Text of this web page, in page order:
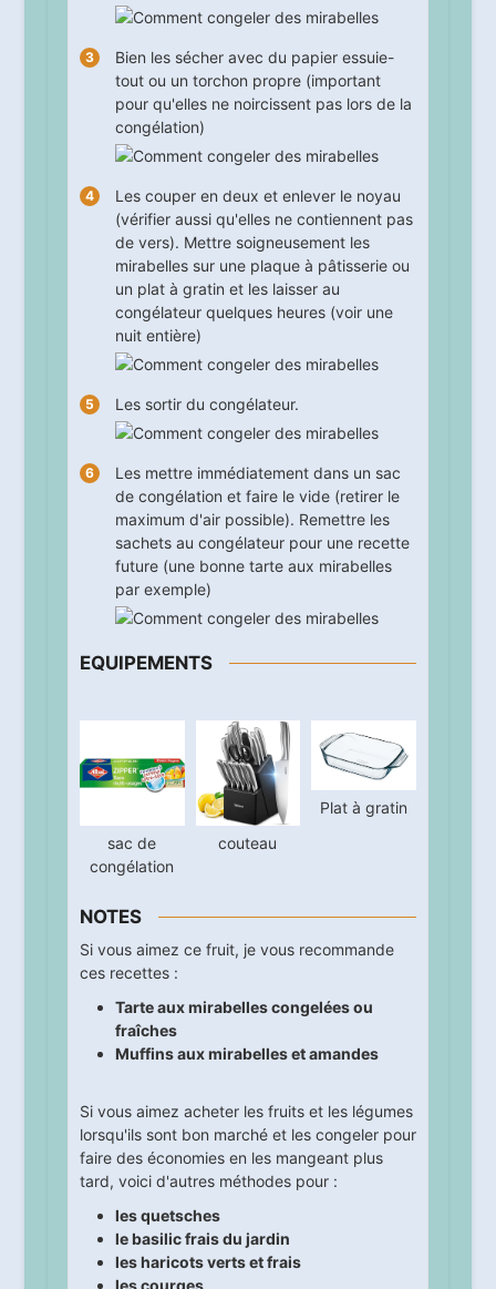
Bien les sécher avec du papier essuie-
tout ou un torchon propre (important
pour qu'elles ne noircissent pas lors de la
congélation)
Les couper en deux et enlever le noyau
(vérifier aussi qu'elles ne contiennent pas
de vers). Mettre soigneusement les
mirabelles sur une plaque à pâtisserie ou
un plat à gratin et les laisser au
congélateur quelques heures (voir une
nuit entière)
Les sortir du congélateur.
Les mettre immédiatement dans un sac
de congélation et faire le vide (retirer le
maximum d'air possible). Remettre les
sachets au congélateur pour une recette
future (une bonne tarte aux mirabelles
par exemple)
EQUIPEMENTS
sac de
congélation
couteau
Plat à gratin
NOTES
Si vous aimez ce fruit, je vous recommande
ces recettes :
Tarte aux mirabelles congelées ou
fraîches
Muffins aux mirabelles et amandes
Si vous aimez acheter les fruits et les légumes
lorsqu'ils sont bon marché et les congeler pour
faire des économies en les mangeant plus
tard, voici d'autres méthodes pour :
les quetsches
le basilic frais du jardin
les haricots verts et frais
les courges